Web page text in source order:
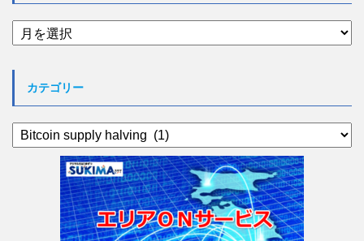
ア
ー
カテゴリー
カ
テ